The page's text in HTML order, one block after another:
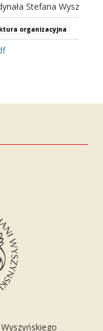
Stefana
organizacyjna